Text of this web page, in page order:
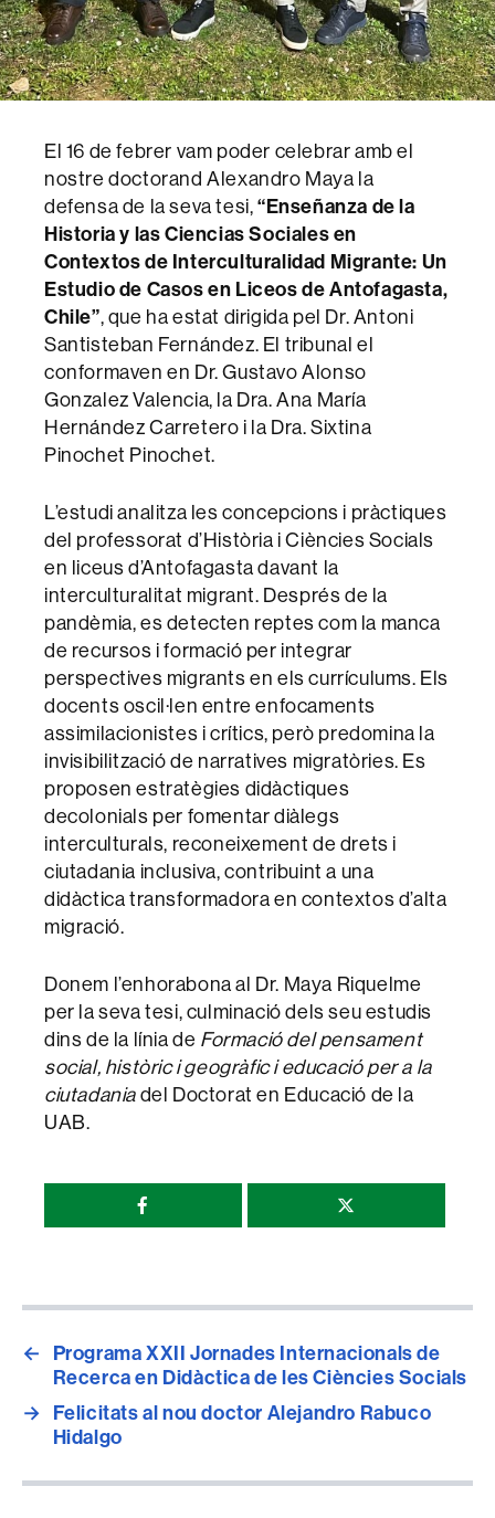
El 16 de febrer vam poder celebrar amb el
nostre doctorand Alexandro Maya la
defensa de la seva tesi,“Enseñanza de la
Historia y las Ciencias Sociales en
Contextos de Interculturalidad Migrante: Un
Estudio de Casos en Liceos de Antofagasta,
Chile”, que ha estat dirigida pel Dr. Antoni
Santisteban Fernández. El tribunal el
conformaven en Dr. Gustavo Alonso
Gonzalez Valencia, la Dra. Ana María
Hernández Carretero i la Dra. Sixtina
Pinochet Pinochet.
L’estudi analitza les concepcions i pràctiques
del professorat d’Història i Ciències Socials
en liceus d’Antofagasta davant la
interculturalitat migrant. Després de la
pandèmia, es detecten reptes com la manca
de recursos i formació per integrar
perspectives migrants en els currículums. Els
docents oscil·len entre enfocaments
assimilacionistes i crítics, però predomina la
invisibilització de narratives migratòries. Es
proposen estratègies didàctiques
decolonials per fomentar diàlegs
interculturals, reconeixement de drets i
ciutadania inclusiva, contribuint a una
didàctica transformadora en contextos d’alta
migració.
Donem l’enhorabona al Dr. Maya Riquelme
per la seva tesi, culminació dels seu estudis
dins de la línia de Formació del pensament
social, històric i geogràfic i educació per a la
ciutadania del Doctorat en Educació de la
UAB.
página
←
Programa XXII Jornades Internacionals de
Recerca en Didàctica de les Ciències Socials
→ Felicitats al nou doctor Alejandro Rabuco
Hidalgo